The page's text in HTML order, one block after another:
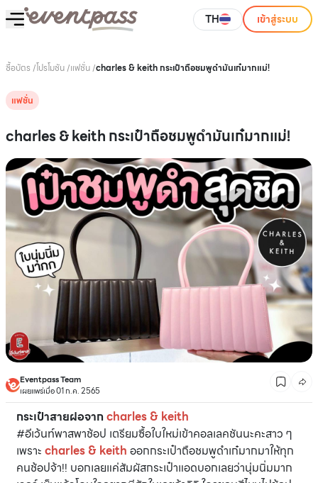
TH เข้าสู่ระบบ
ซื้อบัตร /โปรโมชัน/แฟชั่น/charles & keith กระเป๋าถือชมพูดำมันเก๋มากแม่!
แฟชั่น
charles & keith กระเป๋าถือชมพูดำมันเก๋มากแม่!
Eventpass Team
เผยแพร่เมื่อ 01 ก.ค. 2565
กระเป๋าสายฝอจากcharles & keith
#อีเว้นท์พาสพาช้อป เตรียมซื้อใบใหม่เข้าคอลเลคชันนะคะสาว ๆ
เพราะ charles & keith ออกกระเป๋าถือชมพูดำเก๋มากมาให้ทุก
คนช้อปจ้า!! บอกเลยแค่สัมผัสกระเป๋าแอดบอกเลยว่านุ่มนิ่มมาก